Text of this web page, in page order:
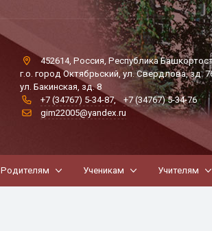
452614, Россия, Республика
г.о. город Октябрьский, ул. Свердлова, зд.
ул. Бакинская, зд. 8
+7 (34767) 5-34-87,
+7 (34767) 5-34-76
gim22005@yandex.ru
Родителям Ученикам Учителям